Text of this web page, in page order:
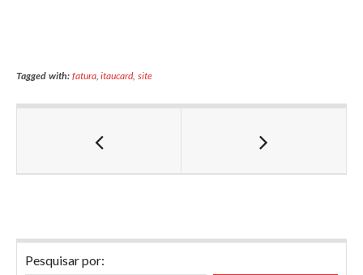
Tagged with: fatura,itaucard,site
Pesquisar por: